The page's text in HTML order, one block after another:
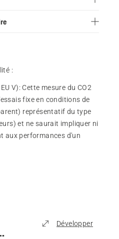
:
V):Cette mesure du CO2
fixe en conditions de
représentatif du type
et ne saurait impliquer ni
aux performances d'un
Développer